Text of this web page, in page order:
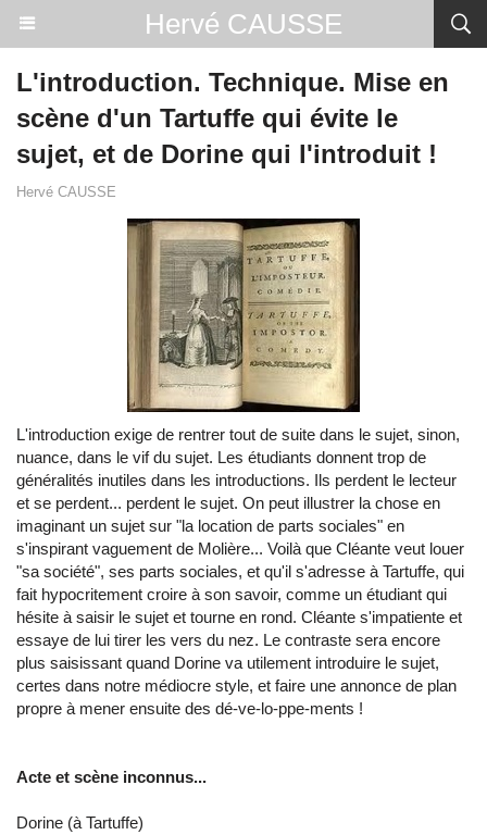
Hervé CAUSSE
L'introduction. Technique. Mise en
scène d'un Tartuffe qui évite le
sujet, et de Dorine qui l'introduit !
Hervé CAUSSE
L'introduction exige de rentrer tout de suite dans le sujet, sinon,
nuance, dans le vif du sujet. Les étudiants donnent trop de
généralités inutiles dans les introductions. Ils perdent le lecteur
et se perdent... perdent le sujet. On peut illustrer la chose en
imaginant un sujet sur "la location de parts sociales" en
s'inspirant vaguement de Molière... Voilà que Cléante veut louer
"sa société", ses parts sociales, et qu'il s'adresse à Tartuffe, qui
fait hypocritement croire à son savoir, comme un étudiant qui
hésite à saisir le sujet et tourne en rond. Cléante s'impatiente et
essaye de lui tirer les vers du nez. Le contraste sera encore
plus saisissant quand Dorine va utilement introduire le sujet,
certes dans notre médiocre style, et faire une annonce de plan
propre à mener ensuite des dé-ve-lo-ppe-ments !
Acte et scène inconnus...
Dorine (à Tartuffe)